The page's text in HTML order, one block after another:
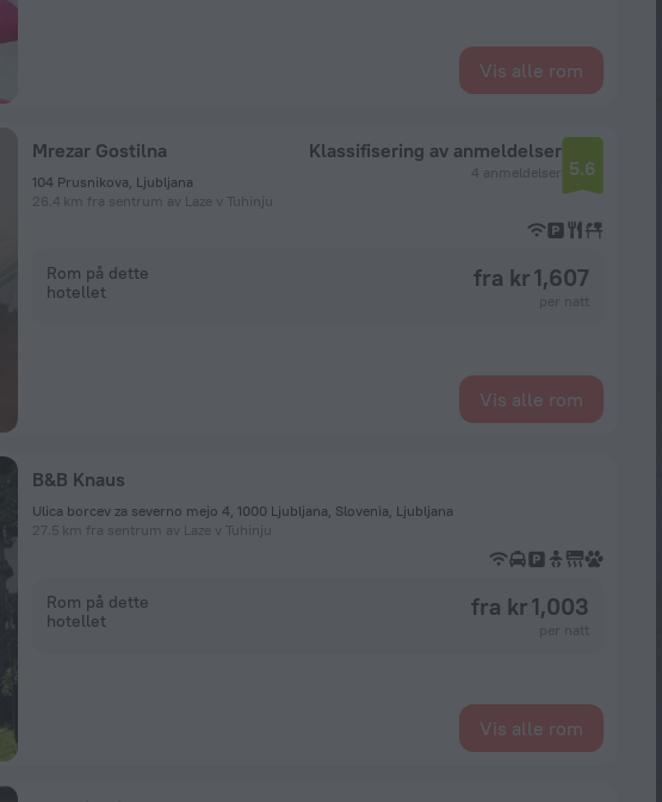
Vis alle rom
Mrezar Gostilna
104 Prusnikova, Ljubljana
26.4 km fra sentrum av Laze v Tuhinju
Klassifisering av anmeldelser
4 anmeldelser 5.6
Rom på dette
hotellet
fra kr 1,607
Vis alle rom
B&B Knaus
Ulica borcev za severno mejo 4, 1000 Ljubljana, Slovenia, Ljubljana
27.5 km fra sentrum av Laze v Tuhinju
Rom på dette
hotellet
fra kr 1,003
Vis alle rom